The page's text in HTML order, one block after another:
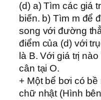
(d) a) Tìm các giá
biến. b) Tìm m để
song với đường
điểm của (d) với
là B. Với giá trị
cân tại O.
+ Một bể bơi có
chữ nhật (Hình